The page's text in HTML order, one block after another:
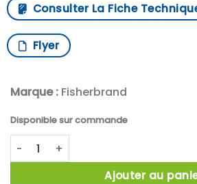
Consulter La Fiche
Flyer
Marque : Fisherbrand
Disponible sur commande
quantité de X1000 Fisherbrand
Ajouter au